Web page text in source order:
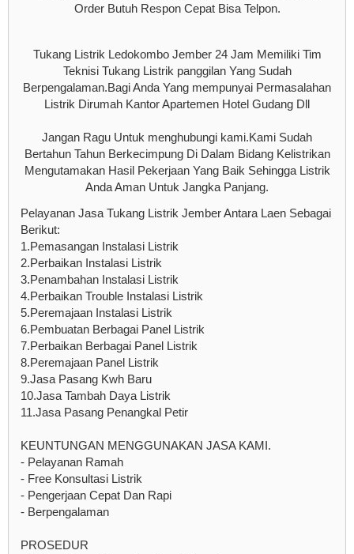
Order Butuh Respon Cepat Bisa Telpon.
Tukang Listrik Ledokombo Jember 24 Jam Memiliki Tim
Teknisi Tukang Listrik panggilan Yang Sudah
Berpengalaman.Bagi Anda Yang mempunyai Permasalahan
Listrik Dirumah Kantor Apartemen Hotel Gudang Dll
Jangan Ragu Untuk menghubungi kami.Kami Sudah
Bertahun Tahun Berkecimpung Di Dalam Bidang Kelistrikan
Mengutamakan Hasil Pekerjaan Yang Baik Sehingga Listrik
Anda Aman Untuk Jangka Panjang.
Pelayanan Jasa Tukang Listrik Jember Antara Laen Sebagai
Berikut:
1.Pemasangan Instalasi Listrik
2.Perbaikan Instalasi Listrik
3.Penambahan Instalasi Listrik
4.Perbaikan Trouble Instalasi Listrik
5.Peremajaan Instalasi Listrik
6.Pembuatan Berbagai Panel Listrik
7.Perbaikan Berbagai Panel Listrik
8.Peremajaan Panel Listrik
9.Jasa Pasang Kwh Baru
10.Jasa Tambah Daya Listrik
11.Jasa Pasang Penangkal Petir
KEUNTUNGAN MENGGUNAKAN JASA KAMI.
- Pelayanan Ramah
- Free Konsultasi Listrik
- Pengerjaan Cepat Dan Rapi
- Berpengalaman
PROSEDUR